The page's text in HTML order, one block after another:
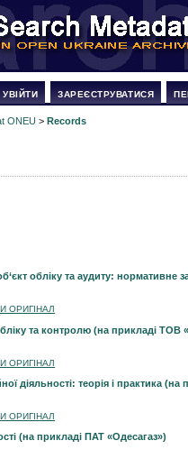
УВІЙТИ ЗАРЕЄСТРУВАТИСЯ
ONEU >Records
обліку та аудиту: нормативне
ОРИГІНАЛ
та контролю (на прикладі ТОВ
ОРИГІНАЛ
діяльності: теорія і практика
ОРИГІНАЛ
(на прикладі ПАТ «Одесагаз»)